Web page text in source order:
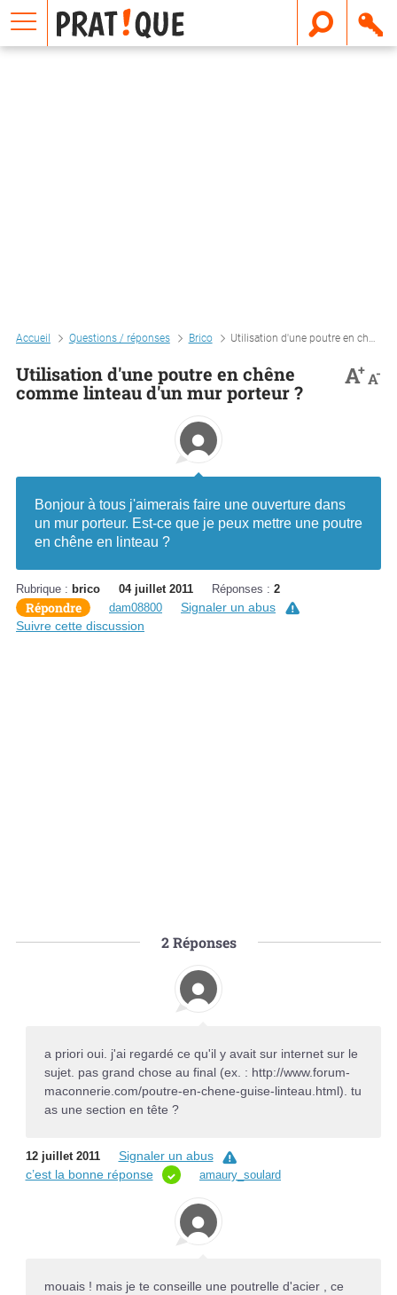
Accueil Questions / réponses Brico Utilisation d'une poutre en chêne comme linteau d'un mur porteur ?
Utilisation d'une poutre en chêne
comme linteau d'un mur porteur ?
A+A-
Bonjour à tous j'aimerais faire une ouverture dans
un mur porteur. Est-ce que je peux mettre une poutre
en chêne en linteau ?
Rubrique : brico 04 juillet 2011 Réponses : 2
Répondre dam08800
Signaler un abus
Suivre cette discussion
2Réponses
a priori oui. j'ai regardé ce qu'il y avait sur internet sur le
sujet. pas grand chose au final (ex. : http://www.forum-
maconnerie.com/poutre-en-chene-guise-linteau.html). tu
as une section en tête ?
12 juillet 2011
Signaler un abus
c’est la bonne réponse
amaury_soulard
mouais ! mais je te conseille une poutrelle d'acier , ce
E
m
a